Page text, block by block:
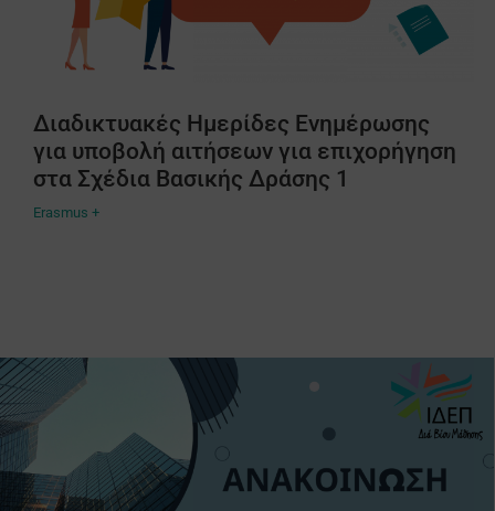
Διαδικτυακές Ημερίδες Ενημέρωσης
για υποβολή αιτήσεων για επιχορήγηση
στα Σχέδια Βασικής Δράσης 1
Erasmus +